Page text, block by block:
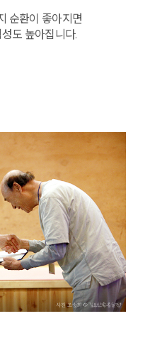
순환이 좋아지면
도 높아집니다.